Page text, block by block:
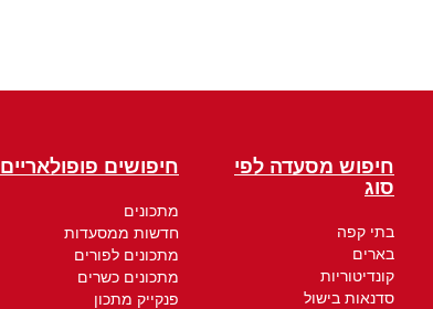
חיפוש מסעדה לפי
סוג
בתי קפה
בארים
קונדיטוריות
סדנאות בישול
חיפושים פופולאריים
מתכונים
חדשות ממסעדות
מתכונים לפורים
מתכונים כשרים
פנקייק מתכון